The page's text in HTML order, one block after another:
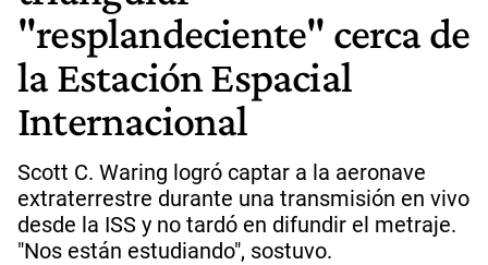
"resplandeciente" cerca de
la Estación Espacial
Internacional
Scott C. Waring logró captar a la aeronave
extraterrestre durante una transmisión en vivo
desde la ISS y no tardó en difundir el metraje.
"Nos están estudiando", sostuvo.